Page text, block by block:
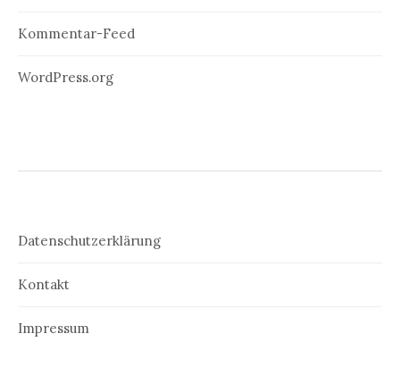
Kommentar-Feed
WordPress.org
Datenschutzerklärung
Kontakt
Impressum